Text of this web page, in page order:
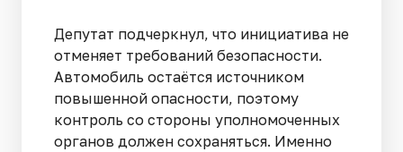
Депутат подчеркнул, что инициатива не
отменяет требований безопасности.
Автомобиль остаётся источником
повышенной опасности, поэтому
контроль со стороны уполномоченных
органов должен сохраняться. Именно